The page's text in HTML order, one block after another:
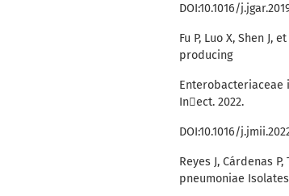
DOI:10.1016/
Fu P, Luo X, Shen
producing
Enterobacteriaceae
Inect. 2022.
DOI:10.1016/
Reyes J, Cárdenas
pneumoniae Isolates